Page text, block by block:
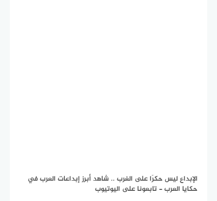
الإبداع ليس حكرًا على الغرب .. شاهد أبرز إبداعات العرب في
حكايا العرب - تابعونا على اليوتيوب